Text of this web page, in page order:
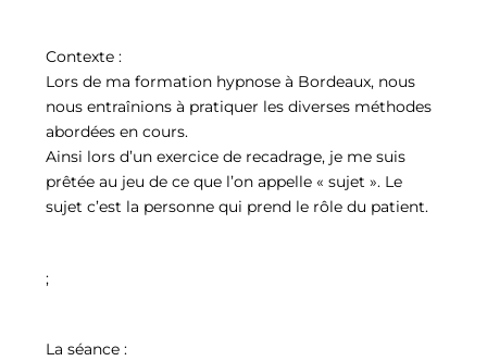
Contexte :
Lors de ma formation hypnose à Bordeaux, nous
nous entraînions à pratiquer les diverses méthodes
abordées en cours.
Ainsi lors d’un exercice de recadrage, je me suis
prêtée au jeu de ce que l’on appelle « sujet ». Le
sujet c’est la personne qui prend le rôle du patient.
;
La séance :